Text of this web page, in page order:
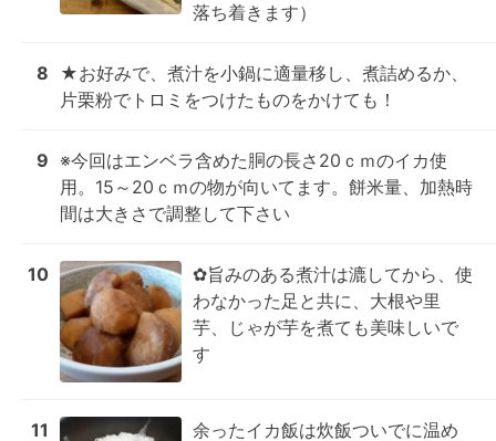
落ち着きます）
8
★お好みで、煮汁を小鍋に適量移し、煮詰めるか、
片栗粉でトロミをつけたものをかけても！
9 ※今回はエンベラ含めた胴の長さ20ｃｍのイカ使
用。15～20ｃｍの物が向いてます。餅米量、加熱時
間は大きさで調整して下さい
10
✿旨みのある煮汁は漉してから、使
わなかった足と共に、大根や里
芋、じゃが芋を煮ても美味しいで
す
11 余ったイカ飯は炊飯ついでに温め